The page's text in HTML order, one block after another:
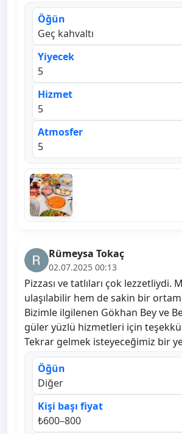
Öğün
Geç kahvaltı
Yiyecek
5
Hizmet
5
Atmosfer
5
Rümeysa Tokaç
02.07.2025 00:13
Pizzası ve tatlıları çok lezzetliydi.
ulaşılabilir hem de sakin bir
Bizimle ilgilenen Gökhan Bey ve
güler yüzlü hizmetleri için
Tekrar gelmek isteyeceğimiz bir
Öğün
Diğer
Kişi başı fiyat
₺600–800